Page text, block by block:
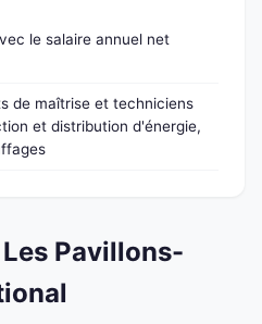
le salaire annuel net
de maîtrise et techniciens
et distribution d'énergie,
Pavillons-